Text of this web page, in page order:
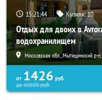
15:21:44 Купили:10
Отдых для двоих в
водохранилищем
Московская обл., Мытищинский р-н,
от 1426 руб.
до60600руб.